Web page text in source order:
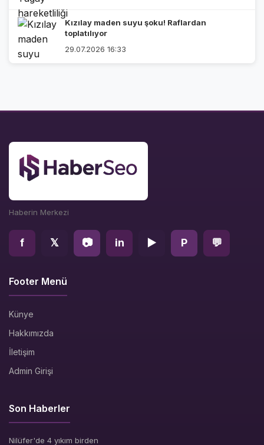
Kızılay maden suyu şoku! Raflardan
toplatılıyor
29.07.2026 16:33
Haberin Merkezi
f 𝕏 📷 in ▶ P 💬
Footer Menü
Künye
Hakkımızda
İletişim
Admin Girişi
Son Haberler
Nilüfer'de 4 yıkım birden